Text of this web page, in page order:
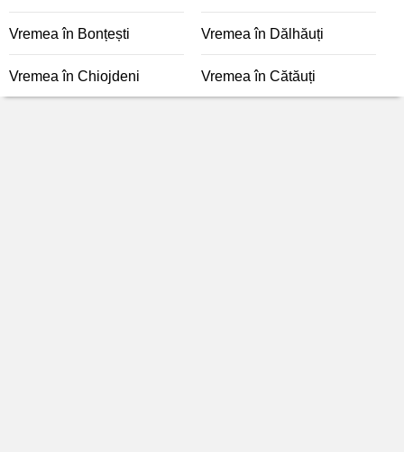
Vremea în Bonțești Vremea în Dălhăuți
Vremea în Chiojdeni Vremea în Cătăuți